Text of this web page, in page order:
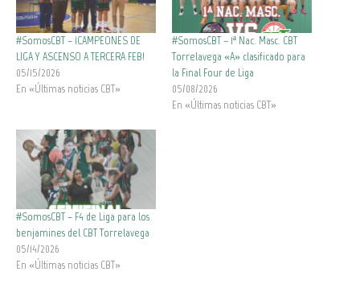
#SomosCBT – ¡CAMPEONES DE
LIGA Y ASCENSO A TERCERA FEB!
05/15/2026
En «Últimas noticias CBT»
#SomosCBT – 1ª Nac. Masc. CBT
Torrelavega «A» clasificado para
la Final Four de Liga
05/08/2026
En «Últimas noticias CBT»
#SomosCBT – F4 de Liga para los
benjamines del CBT Torrelavega
05/14/2026
En «Últimas noticias CBT»